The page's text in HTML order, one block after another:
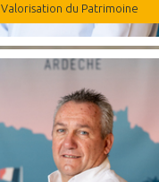
Valorisation du Patrimoine